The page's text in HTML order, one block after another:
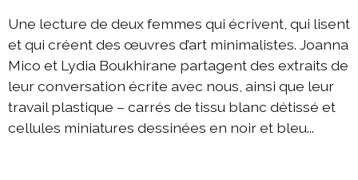
DIEresidenz Berlin janvier 2026
DIEresidenz Berlin novembre 2025
2025 échange Die-Berlin
2025 échange Berlin-Die
DIEresidenz Berlin septembre 2025
Une lecture de deux femmes qui écrivent, qui lisent
et qui créent des œuvres d’art minimalistes. Joanna
Mico et Lydia Boukhirane partagent des extraits de
leur conversation écrite avec nous, ainsi que leur
travail plastique – carrés de tissu blanc détissé et
cellules miniatures dessinées en noir et bleu...